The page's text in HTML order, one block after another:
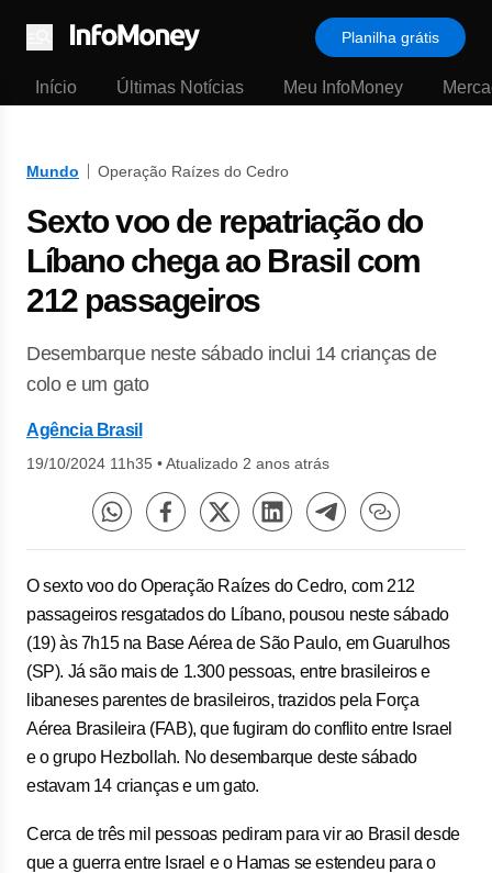
Menu
Planilha grátis
Início Últimas Notícias Meu InfoMoney
Mundo Operação Raízes do Cedro
Sexto voo de repatriação do
Líbano chega ao Brasil com
212 passageiros
Desembarque neste sábado inclui 14 crianças de
colo e um gato
Agência Brasil
19/10/2024 11h35 •Atualizado 2 anos atrás
O sexto voo do Operação Raízes do Cedro, com 212
passageiros resgatados do Líbano, pousou neste sábado
(19) às 7h15 na Base Aérea de São Paulo, em Guarulhos
(SP). Já são mais de 1.300 pessoas, entre brasileiros e
libaneses parentes de brasileiros, trazidos pela Força
Aérea Brasileira (FAB), que fugiram do conflito entre Israel
e o grupo Hezbollah. No desembarque deste sábado
estavam 14 crianças e um gato.
Cerca de três mil pessoas pediram para vir ao Brasil desde
que a guerra entre Israel e o Hamas se estendeu para o